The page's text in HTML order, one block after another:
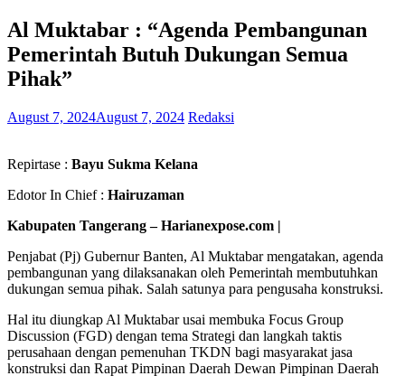
Al Muktabar : “Agenda Pembangunan
Pemerintah Butuh Dukungan Semua
Pihak”
August 7, 2024August 7, 2024 Redaksi
Repirtase : Bayu Sukma Kelana
Edotor In Chief : Hairuzaman
Kabupaten Tangerang – Harianexpose.com |
Penjabat (Pj) Gubernur Banten, Al Muktabar mengatakan, agenda
pembangunan yang dilaksanakan oleh Pemerintah membutuhkan
dukungan semua pihak. Salah satunya para pengusaha konstruksi.
Hal itu diungkap Al Muktabar usai membuka Focus Group
Discussion (FGD) dengan tema Strategi dan langkah taktis
perusahaan dengan pemenuhan TKDN bagi masyarakat jasa
konstruksi dan Rapat Pimpinan Daerah Dewan Pimpinan Daerah